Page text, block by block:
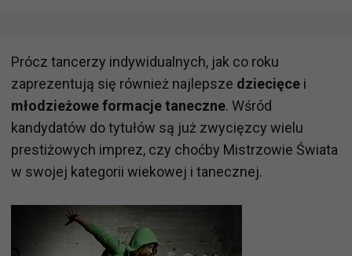
Prócz tancerzy indywidualnych, jak co roku
zaprezentują się również najlepsze dziecięce i
młodzieżowe formacje taneczne. Wśród
kandydatów do tytułów są już zwycięzcy wielu
prestiżowych imprez, czy choćby Mistrzowie Świata
w swojej kategorii wiekowej i tanecznej.